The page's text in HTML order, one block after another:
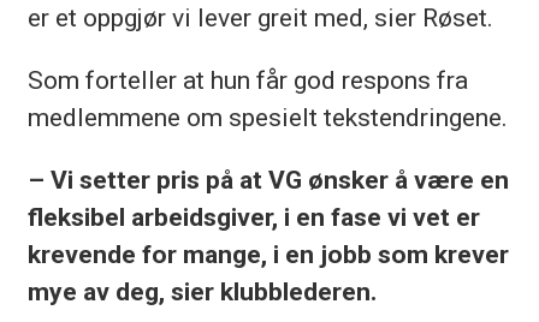
er et oppgjør vi lever greit med, sier Røset.
Som forteller at hun får god respons fra
medlemmene om spesielt tekstendringene.
– Vi setter pris på at VG ønsker å være en
fleksibel arbeidsgiver, i en fase vi vet er
krevende for mange, i en jobb som krever
mye av deg, sier klubblederen.